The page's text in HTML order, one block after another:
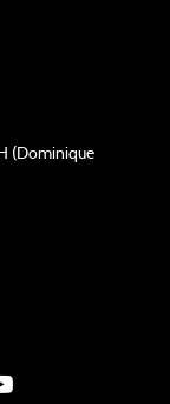
(Dominique